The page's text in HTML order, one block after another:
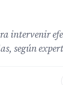
intervenir
según